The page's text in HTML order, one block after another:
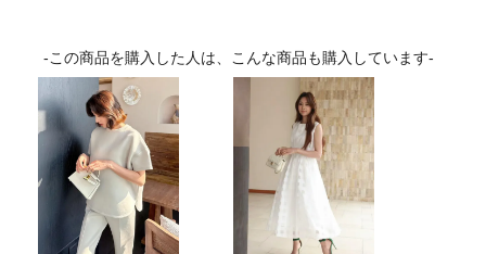
-この商品を購入した人は、こんな商品も購入しています-